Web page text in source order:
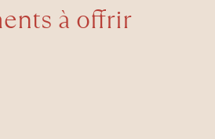
à offrir